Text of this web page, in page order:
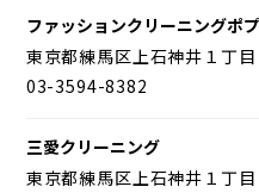
ファッションクリーニングポ
東京都練馬区上石神井１丁目
03-3594-8382
三愛クリーニング
東京都練馬区上石神井１丁目